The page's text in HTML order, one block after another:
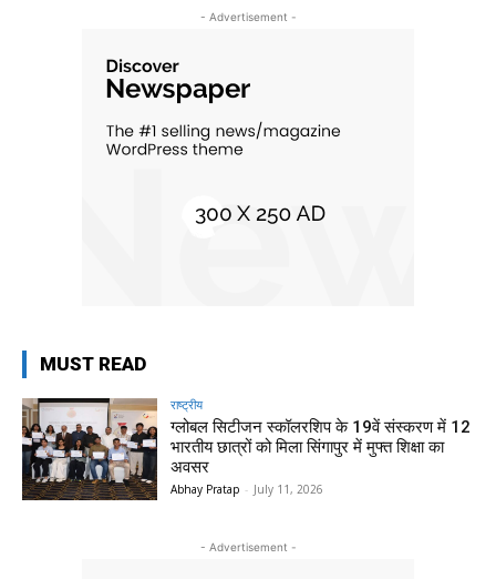
- Advertisement -
MUST READ
राष्ट्रीय
ग्लोबल सिटीजन स्कॉलरशिप के 19वें संस्करण में 12
भारतीय छात्रों को मिला सिंगापुर में मुफ्त शिक्षा का
अवसर
Abhay Pratap - July 11, 2026
- Advertisement -